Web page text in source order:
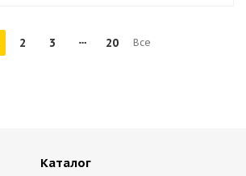
2 3 20 Все
Каталог